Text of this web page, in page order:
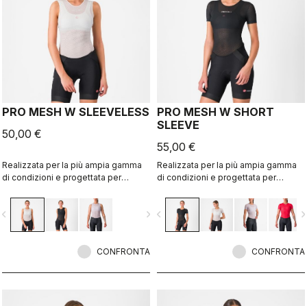
PRO MESH W SLEEVELESS
50,00 €
Realizzata per la più ampia gamma
di condizioni e progettata per
da fresche a miti.
navigate_next
CONFRONTA
PRO MESH W SHORT
SLEEVE
55,00 €
Realizzata per la più ampia gamma
di condizioni e progettata per
da fresche a miti.
navigate_before
CONFRONTA